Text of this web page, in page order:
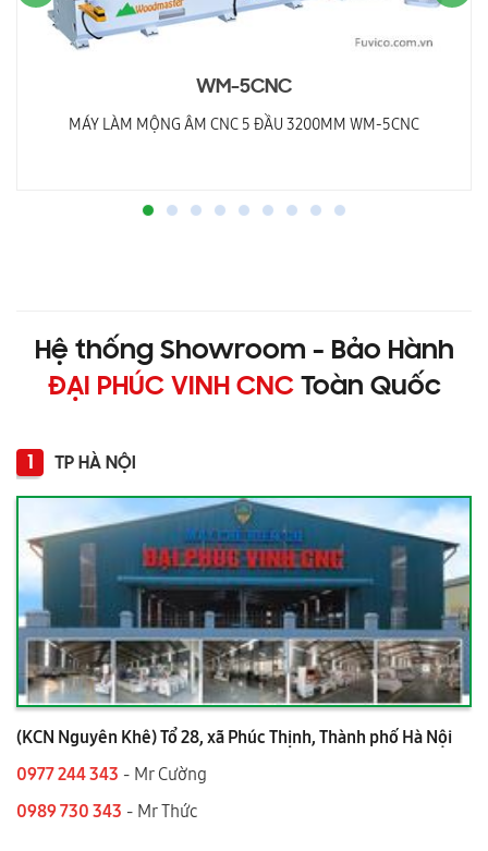
WM-5CNC
MÁY LÀM MỘNG ÂM CNC 5 ĐẦU 3200MM WM-5CNC
Hệ thống Showroom - Bảo Hành
ĐẠI PHÚC VINH CNCToàn Quốc
1 TP HÀ NỘI
(KCN Nguyên Khê) Tổ 28, xã Phúc Thịnh, Thành phố Hà Nội
0977 244 343 - Mr Cường
0989 730 343 - Mr Thức